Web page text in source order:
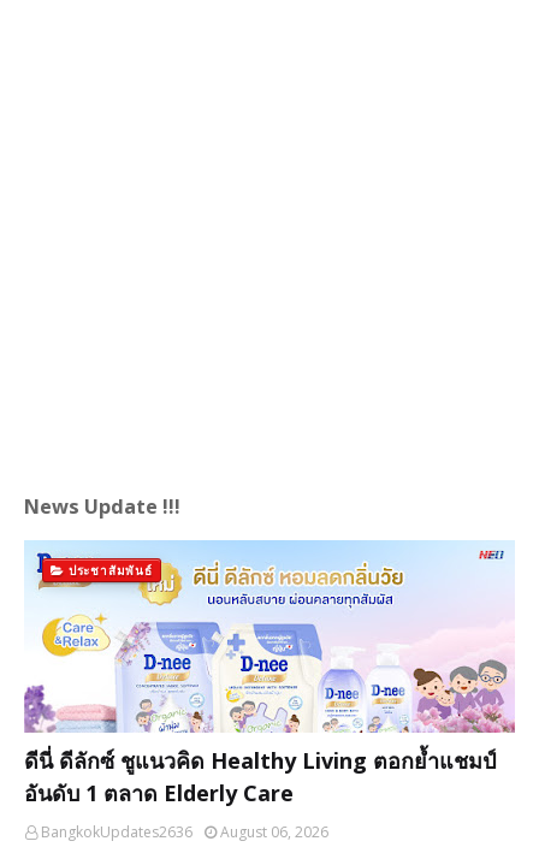
News Update !!!
ประชาสัมพันธ์
ดีนี่ ดีลักซ์ ชูแนวคิด Healthy Living ตอกย้ำแชมป์
อันดับ 1 ตลาด Elderly Care
BangkokUpdates2636
August 06, 2026